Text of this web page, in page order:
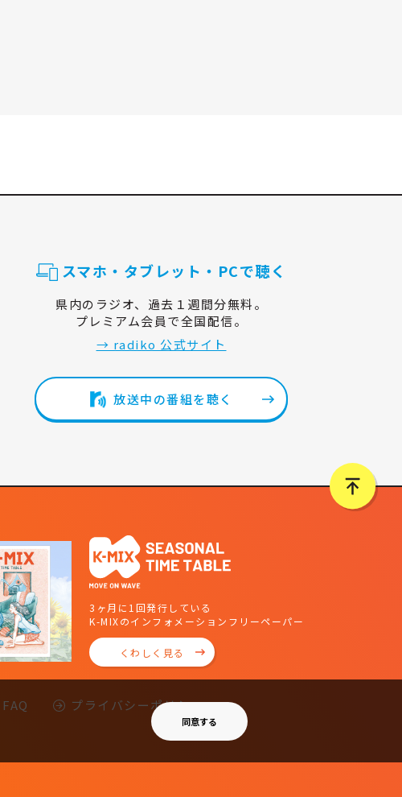
スマホ・タブレット・PCで聴く
県内のラジオ、過去１週間分無料。
プレミアム会員で全国配信。
→ radiko 公式サイト
放送中の番組を聴く
3ヶ月に1回発行している
K-MIXのインフォメーションフリーペーパー
くわしく見る
FAQ
プライバシーポリシー
同意する